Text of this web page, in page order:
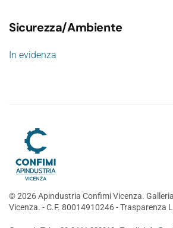
Sicurezza/Ambiente
In evidenza
©2026Apindustria Confimi Vicenza.
Vicenza. - C.F. 80014910246 -Trasparenza